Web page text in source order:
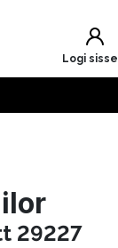
Logi sisse
29227